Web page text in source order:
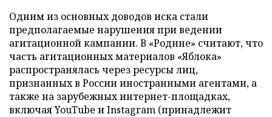
Одним из основных доводов иска стали
предполагаемые нарушения при ведении
агитационной кампании. В «Родине» считают, что
часть агитационных материалов «Яблока»
распространялась через ресурсы лиц,
признанных в России иностранными агентами, а
также на зарубежных интернет-площадках,
включая YouTube и Instagram (принадлежит